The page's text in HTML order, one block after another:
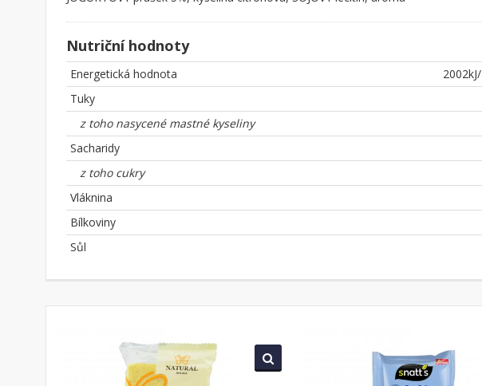
Nutriční hodnoty
Energetická hodnota
Tuky
z toho nasycené mastné kyseliny
Sacharidy
z toho cukry
Vláknina
Bílkoviny
Sůl